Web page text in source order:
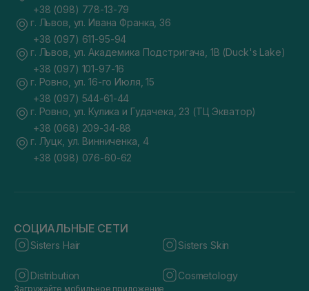
+38 (098) 778-13-79
г. Львов, ул. Ивана Франка, 36
+38 (097) 611-95-94
г. Львов, ул. Академика Подстригача, 1В (Duck's Lake)
+38 (097) 101-97-16
г. Ровно, ул. 16-го Июля, 15
+38 (097) 544-61-44
г. Ровно, ул. Кулика и Гудачека, 23 (ТЦ Экватор)
+38 (068) 209-34-88
г. Луцк, ул. Винниченка, 4
+38 (098) 076-60-62
СОЦИАЛЬНЫЕ СЕТИ
Sisters Hair Sisters Skin
Distribution Cosmetology
Загружайте мобильное приложение